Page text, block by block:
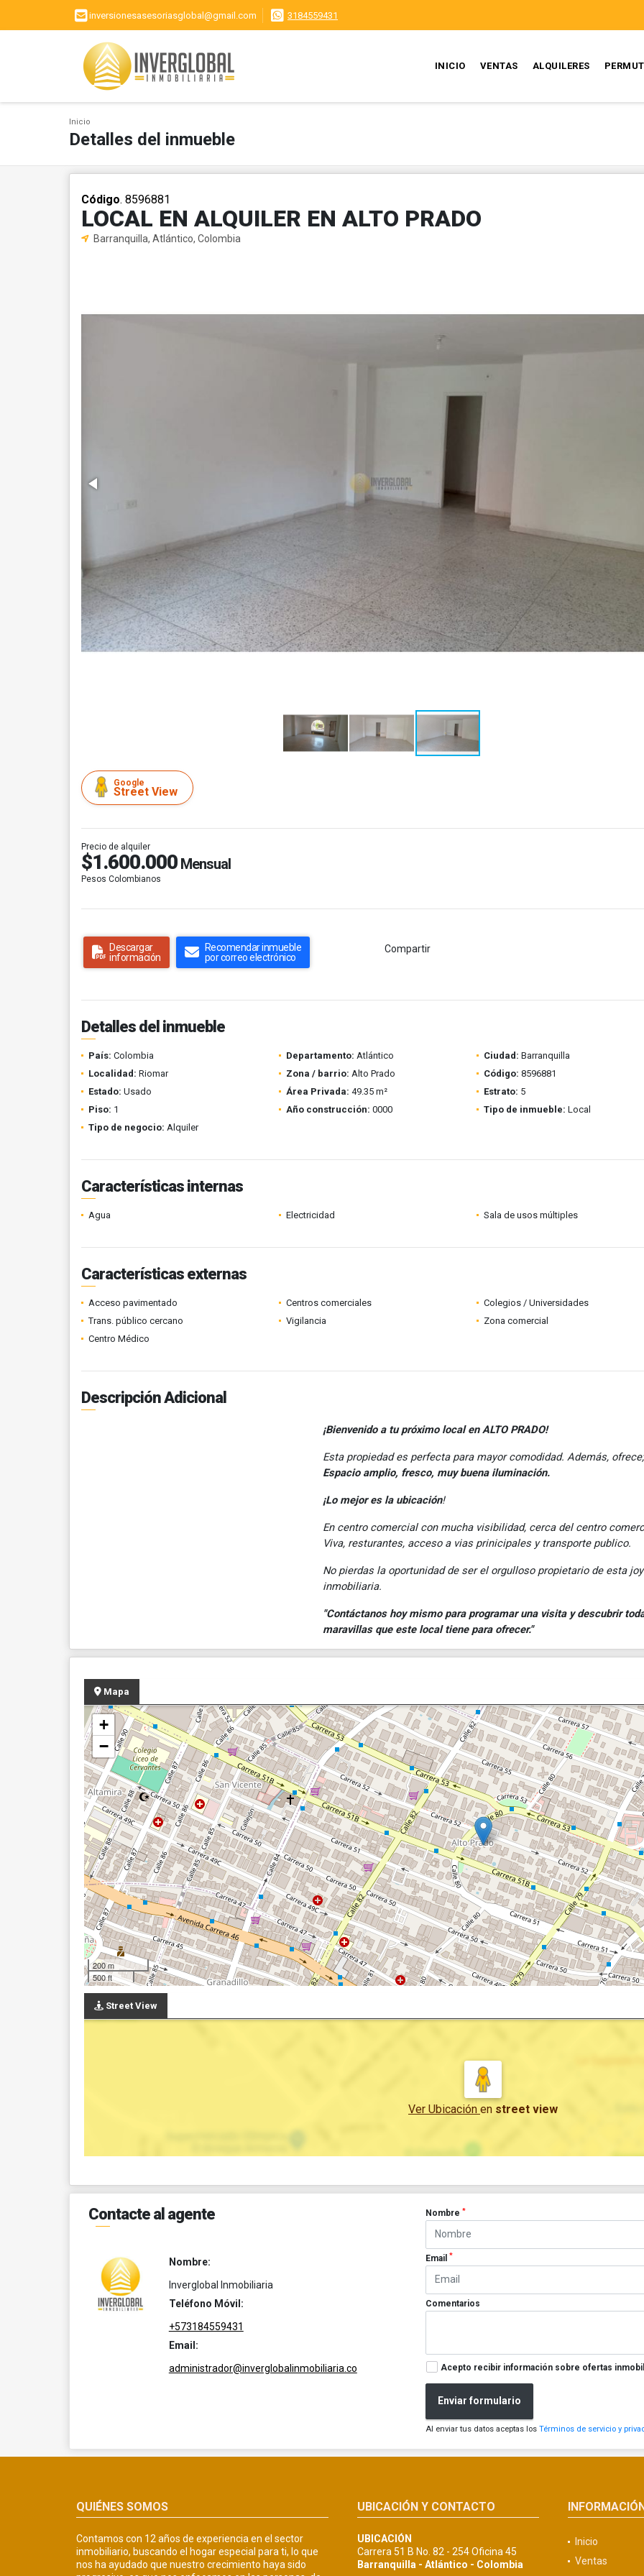
inversionesasesoriasglobal@gmail.com 3184559431
INICIO VENTAS ALQUILERES
Inicio
Detalles del inmueble
Código. 8596881
LOCAL EN ALQUILER EN ALTO PRADO
Barranquilla, Atlántico, Colombia
Google
Street View
Precio de alquiler
$1.600.000 Mensual
Pesos Colombianos
Descargar
información
Recomendar inmueble
por correo electrónico
Compartir
Detalles del inmueble
País: Colombia Departamento: Atlántico Ciudad: Barranquilla
Localidad: Riomar Zona / barrio: Alto Prado Código: 8596881
Estado: Usado Área Privada: 49.35 m² Estrato: 5
Piso: 1 Año construcción: 0000 Tipo de inmueble: Local
Tipo de negocio: Alquiler
Características internas
Agua Electricidad Sala de usos múltiples
Características externas
Acceso pavimentado Centros comerciales
Colegios / Universidades
Trans. público cercano
Vigilancia
Zona comercial
Centro Médico
Descripción Adicional
¡Bienvenido a tu próximo local en ALTO PRADO!
Esta propiedad es perfecta para mayor comodidad. Además, ofrece;
Espacio amplio, fresco, muy buena iluminación.
¡Lo mejor es la ubicación!
En centro comercial con mucha visibilidad, cerca del centro
Viva, resturantes, acceso a vias prinicipales y transporte publico.
No pierdas la oportunidad de ser el orgulloso propietario de esta
inmobiliaria.
"Contáctanos hoy mismo para programar una visita y descubrir
maravillas que este local tiene para ofrecer."
Mapa
+
−
200 m
500 ft
Street View
Ver Ubicación en street view
Contacte al agente
Nombre:
Inverglobal Inmobiliaria
Teléfono Móvil:
+573184559431
Email:
administrador@inverglobalinmobiliaria.co
Nombre*
Email*
Comentarios
Acepto recibir información sobre ofertas
Enviar formulario
Al enviar tus datos aceptas losTérminos de servicio y
QUIÉNES SOMOS
Contamos con 12 años de experiencia en el sector
inmobiliario, buscando el hogar especial para ti, lo que
nos ha ayudado que nuestro crecimiento haya sido
UBICACIÓN Y CONTACTO
UBICACIÓN
Carrera 51 B No. 82 - 254 Oficina 45
Barranquilla - Atlántico - Colombia
Inicio
Ventas